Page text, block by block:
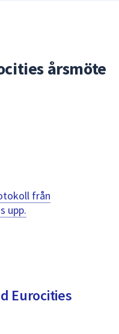
sökfältet
kommer
för
att
navigera
för
årsmöte
från
upp.
Eurocities